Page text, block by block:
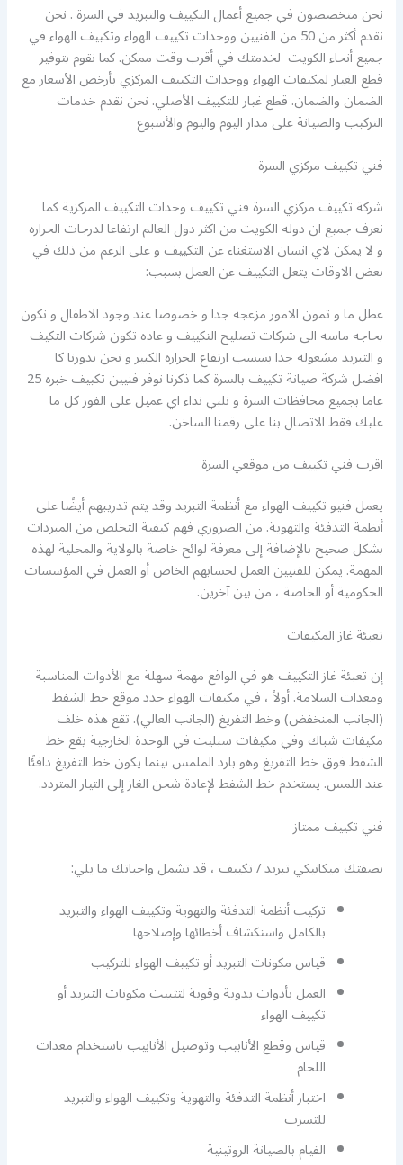
نحن متخصصون في جميع أعمال التكييف والتبريد في السرة . نحن
نقدم أكثر من 50 من الفنيين ووحدات تكييف الهواء وتكييف الهواء في
جميع أنحاء الكويت لخدمتك في أقرب وقت ممكن. كما نقوم بتوفير
قطع الغيار لمكيفات الهواء ووحدات التكييف المركزي بأرخص الأسعار مع
الضمان والضمان. قطع غيار للتكييف الأصلي. نحن نقدم خدمات
التركيب والصيانة على مدار اليوم واليوم والأسبوع
فني تكييف مركزي السرة
شركة تكييف مركزي السرة فني تكييف وحدات التكييف المركزية كما
نعرف جميع ان دوله الكويت من اكثر دول العالم ارتفاعا لدرجات الحراره
و لا يمكن لاي انسان الاستغناء عن التكييف و على الرغم من ذلك في
بعض الاوقات يتعل التكييف عن العمل بسبب:
عطل ما و تمون الامور مزعجه جدا و خصوصا عند وجود الاطفال و نكون
بحاجه ماسه الى شركات تصليح التكييف و عاده تكون شركات التكيف
و التبريد مشغوله جدا بسسب ارتفاع الحراره الكبير و نحن بدورنا كا
افضل شركة صيانة تكييف بالسرة كما ذكرنا نوفر فنيين تكييف خبره 25
عاما بجميع محافظات السرة و نلبي نداء اي عميل على الفور كل ما
عليك فقط الاتصال بنا على رقمنا الساخن.
اقرب فني تكييف من موقعي السرة
يعمل فنيو تكييف الهواء مع أنظمة التبريد وقد يتم تدريبهم أيضًا على
أنظمة التدفئة والتهوية. من الضروري فهم كيفية التخلص من المبردات
بشكل صحيح بالإضافة إلى معرفة لوائح خاصة بالولاية والمحلية لهذه
المهمة. يمكن للفنيين العمل لحسابهم الخاص أو العمل في المؤسسات
الحكومية أو الخاصة ، من بين آخرين.
تعبئة غاز المكيفات
إن تعبئة غاز التكييف هو في الواقع مهمة سهلة مع الأدوات المناسبة
ومعدات السلامة. أولاً ، في مكيفات الهواء حدد موقع خط الشفط
(الجانب المنخفض) وخط التفريغ (الجانب العالي). تقع هذه خلف
مكيفات شباك وفي مكيفات سبليت في الوحدة الخارجية يقع خط
الشفط فوق خط التفريغ وهو بارد الملمس بينما يكون خط التفريغ دافئًا
عند اللمس. يستخدم خط الشفط لإعادة شحن الغاز إلى التيار المتردد.
فني تكييف ممتاز
بصفتك ميكانيكي تبريد / تكييف ، قد تشمل واجباتك ما يلي:
تركيب أنظمة التدفئة والتهوية وتكييف الهواء والتبريد
بالكامل واستكشاف أخطائها وإصلاحها
قياس مكونات التبريد أو تكييف الهواء للتركيب
العمل بأدوات يدوية وقوية لتثبيت مكونات التبريد أو
تكييف الهواء
قياس وقطع الأنابيب وتوصيل الأنابيب باستخدام معدات
اللحام
اختبار أنظمة التدفئة والتهوية وتكييف الهواء والتبريد
للتسرب
القيام بالصيانة الروتينية